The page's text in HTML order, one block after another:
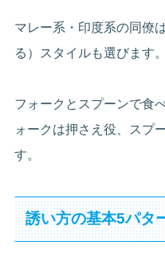
マレー系・印度系の同僚
る）スタイルも選びます。
フォークとスプーンで食
ォークは押さえ役、スプ
す。
誘い方の基本5パタ